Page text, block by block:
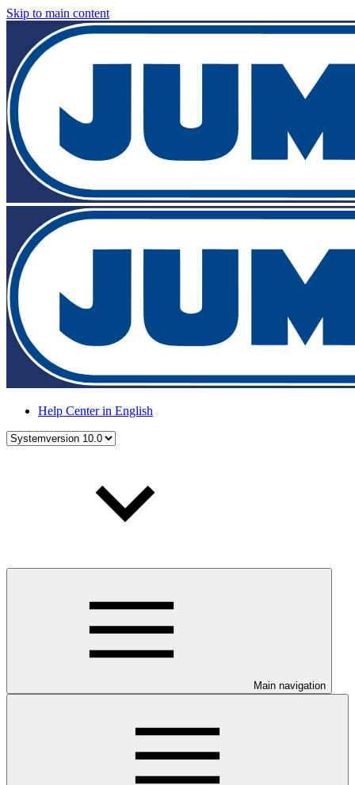
Skip to main content
Help Center in English
Main navigation